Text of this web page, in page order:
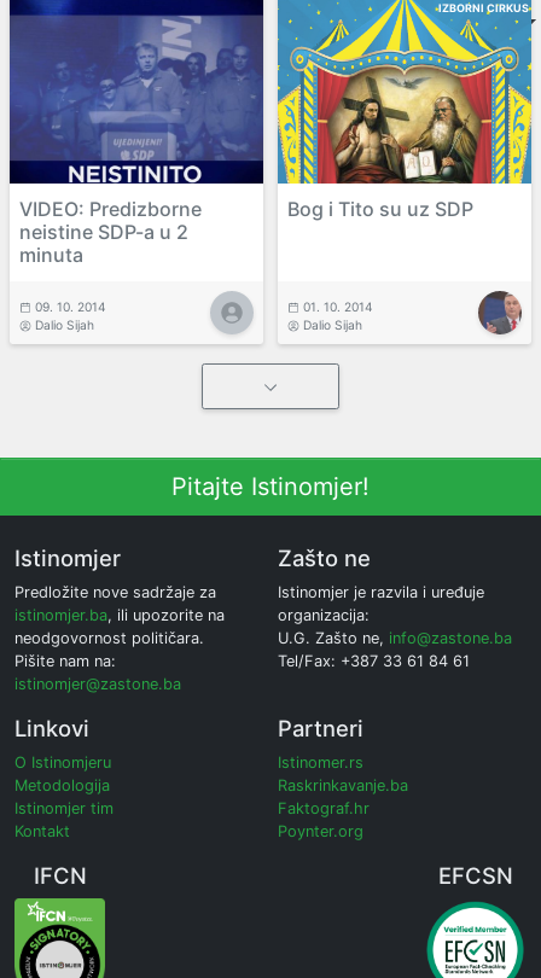
VIDEO: Predizborne
neistine SDP-a u 2
minuta
09. 10. 2014
Dalio Sijah
IZBORNI CIRKUS
Bog i Tito su uz SDP
01. 10. 2014
Dalio Sijah
Pitajte Istinomjer!
Istinomjer
Predložite nove sadržaje za
istinomjer.ba, ili upozorite na
neodgovornost političara.
Pišite nam na:
istinomjer@zastone.ba
Zašto ne
Istinomjer je razvila i uređuje
organizacija:
U.G. Zašto ne, info@zastone.ba
Tel/Fax: +387 33 61 84 61
Linkovi
O Istinomjeru
Metodologija
Istinomjer tim
Kontakt
Partneri
Istinomer.rs
Raskrinkavanje.ba
Faktograf.hr
Poynter.org
IFCN EFCSN